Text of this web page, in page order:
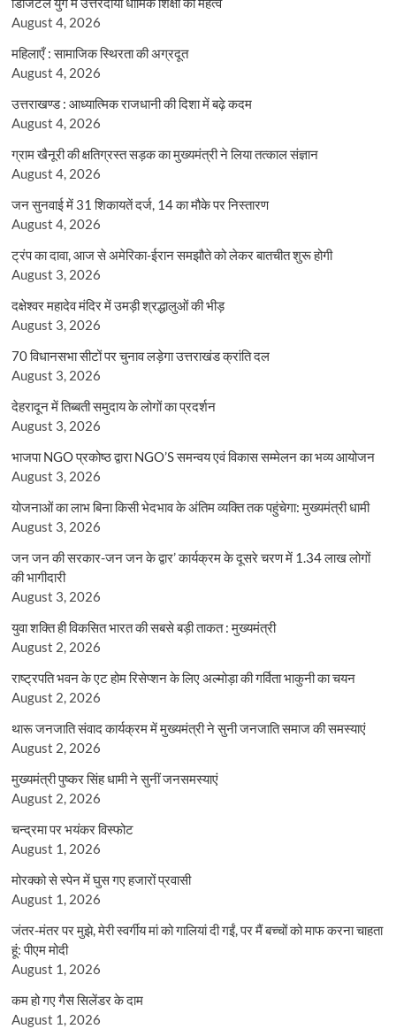
August 4, 2026
महिलाएँ : सामाजिक स्थिरता की अग्रदूत
August 4, 2026
उत्तराखण्ड : आध्यात्मिक राजधानी की दिशा में बढ़े कदम
August 4, 2026
ग्राम खैनूरी की क्षतिग्रस्त सड़क का मुख्यमंत्री ने लिया तत्काल संज्ञान
August 4, 2026
जन सुनवाई में 31 शिकायतें दर्ज, 14 का मौके पर निस्तारण
August 4, 2026
ट्रंप का दावा, आज से अमेरिका-ईरान समझौते को लेकर बातचीत शुरू होगी
August 3, 2026
दक्षेश्वर महादेव मंदिर में उमड़ी श्रद्धालुओं की भीड़
August 3, 2026
70 विधानसभा सीटों पर चुनाव लड़ेगा उत्तराखंड क्रांति दल
August 3, 2026
देहरादून में तिब्बती समुदाय के लोगों का प्रदर्शन
August 3, 2026
भाजपा NGO प्रकोष्ठ द्वारा NGO’S समन्वय एवं विकास सम्मेलन का भव्य आयोजन
August 3, 2026
योजनाओं का लाभ बिना किसी भेदभाव के अंतिम व्यक्ति तक पहुंचेगा: मुख्यमंत्री धामी
August 3, 2026
जन जन की सरकार-जन जन के द्वार’ कार्यक्रम के दूसरे चरण में 1.34 लाख लोगों
की भागीदारी
August 3, 2026
युवा शक्ति ही विकसित भारत की सबसे बड़ी ताकत : मुख्यमंत्री
August 2, 2026
राष्ट्रपति भवन के एट होम रिसेप्शन के लिए अल्मोड़ा की गर्विता भाकुनी का चयन
August 2, 2026
थारू जनजाति संवाद कार्यक्रम में मुख्यमंत्री ने सुनी जनजाति समाज की समस्याएं
August 2, 2026
मुख्यमंत्री पुष्कर सिंह धामी ने सुनीं जनसमस्याएं
August 2, 2026
चन्द्रमा पर भयंकर विस्फोट
August 1, 2026
मोरक्को से स्पेन में घुस गए हजारों प्रवासी
August 1, 2026
जंतर-मंतर पर मुझे, मेरी स्वर्गीय मां को गालियां दी गईं, पर मैं बच्चों को माफ करना चाहता
हूं: पीएम मोदी
August 1, 2026
कम हो गए गैस सिलेंडर के दाम
August 1, 2026